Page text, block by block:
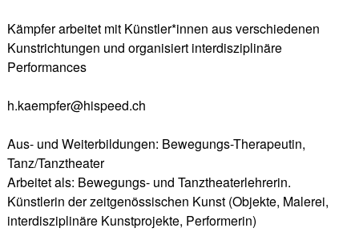
Kämpfer arbeitet mit Künstler*innen aus verschiedenen
Kunstrichtungen und organisiert interdisziplinäre
Performances
h.kaempfer@hispeed.ch
Aus- und Weiterbildungen: Bewegungs-Therapeutin,
Tanz/Tanztheater
Arbeitet als: Bewegungs- und Tanztheaterlehrerin.
Künstlerin der zeitgenössischen Kunst (Objekte, Malerei,
interdisziplinäre Kunstprojekte, Performerin)